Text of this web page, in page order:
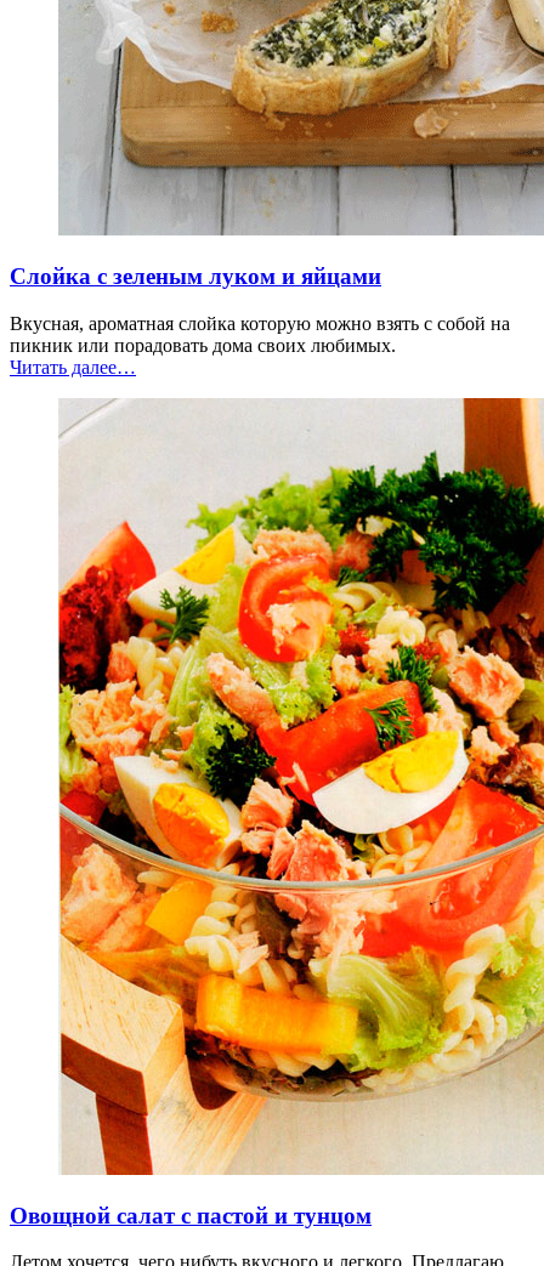
Слойка с зеленым луком и яйцами
Вкусная, ароматная слойка которую можно взять с собой на
пикник или порадовать дома своих любимых.
Читать далее“Слойка
зеленым
…
Овощной салат с пастой и тунцом